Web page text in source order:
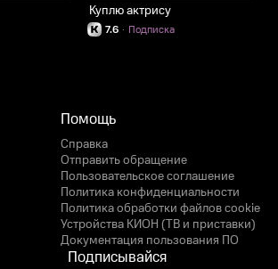
Куплю актрису
7.6 Подписка
·
Помощь
Справка
Отправить обращение
Пользовательское соглашение
Политика конфиденциальности
Политика обработки файлов cookie
Устройства КИОН (ТВ и приставки)
Документация пользования ПО
Подписывайся